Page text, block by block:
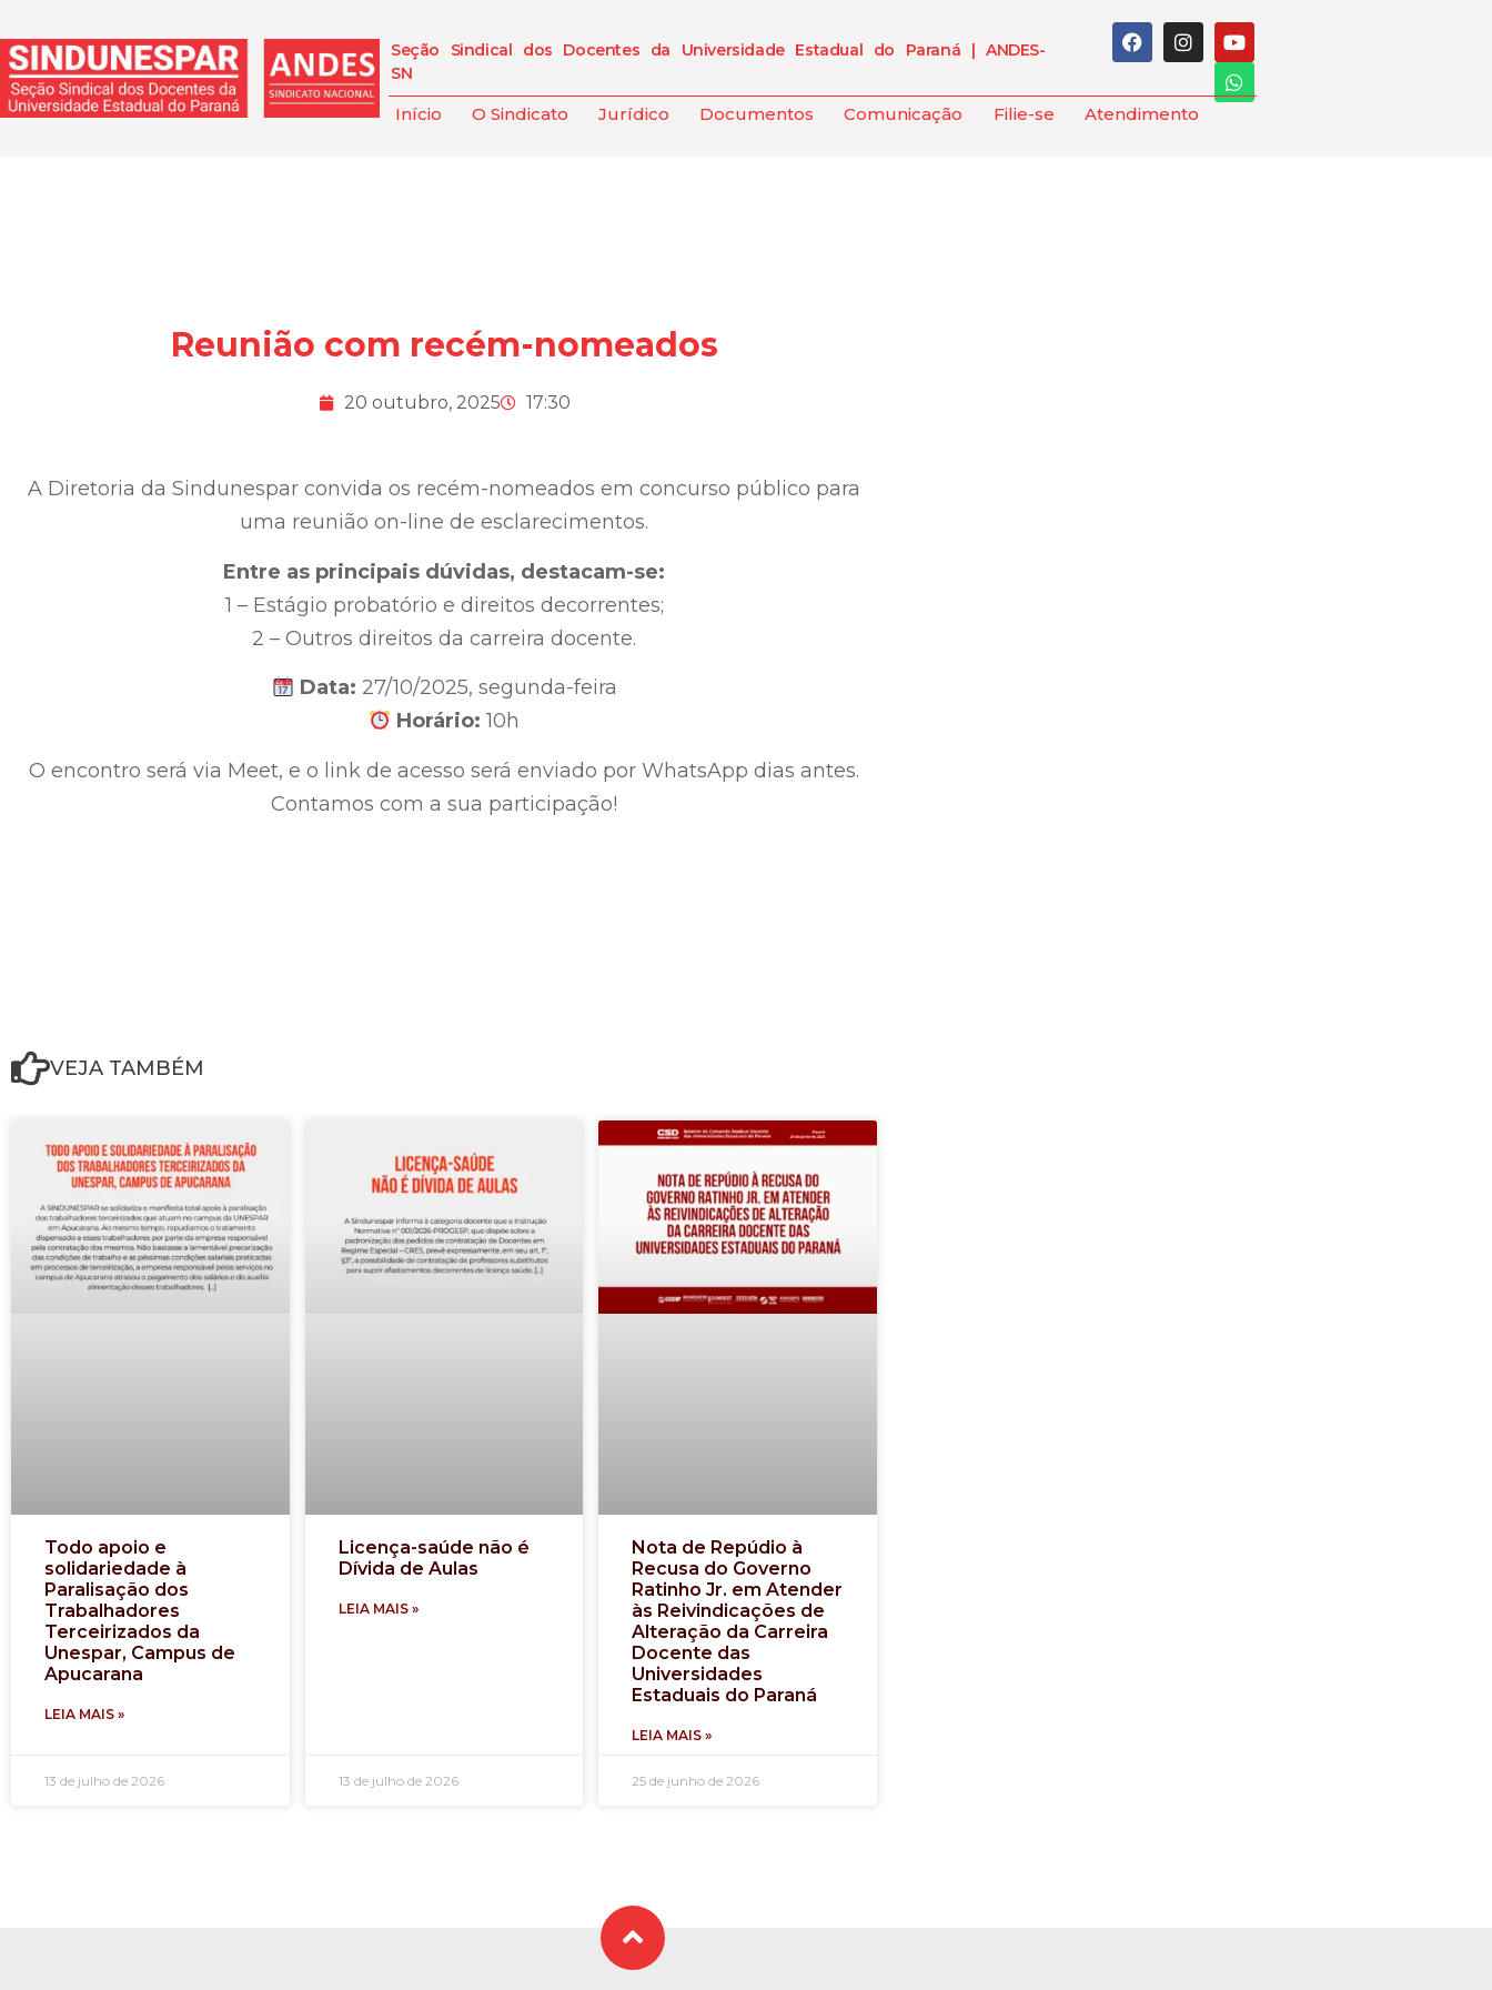
Seção Sindical dos Docentes da Universidade Estadual do Paraná | ANDES-
SN
Início O Sindicato Jurídico Documentos Comunicação Filie-se Atendimento
Reunião com recém-nomeados
20 outubro, 2025 17:30
A Diretoria da Sindunespar convida os recém-nomeados em concurso público para
uma reunião on-line de esclarecimentos.
Entre as principais dúvidas, destacam-se:
1 – Estágio probatório e direitos decorrentes;
2 – Outros direitos da carreira docente.
Data: 27/10/2025, segunda-feira
Horário: 10h
O encontro será via Meet, e o link de acesso será enviado por WhatsApp dias antes.
Contamos com a sua participação!
VEJA TAMBÉM
Todo apoio e
solidariedade à
Paralisação dos
Trabalhadores
Terceirizados da
Unespar, Campus de
Apucarana
LEIA MAIS »
13 de julho de 2026
Licença-saúde não é
Dívida de Aulas
LEIA MAIS »
13 de julho de 2026
Nota de Repúdio à
Recusa do Governo
Ratinho Jr. em Atender
às Reivindicações de
Alteração da Carreira
Docente das
Universidades
Estaduais do Paraná
LEIA MAIS »
25 de junho de 2026